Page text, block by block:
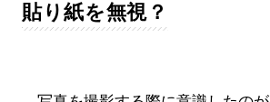
貼り紙を無視？